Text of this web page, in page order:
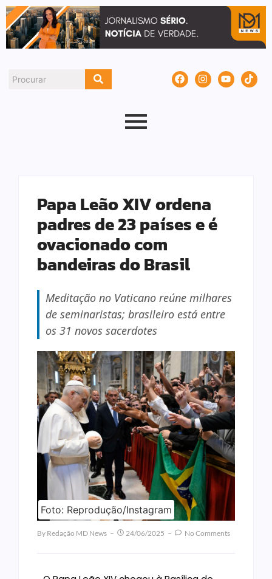
Papa Leão XIV ordena
padres de 23 países e é
ovacionado com
bandeiras do Brasil
Meditação no Vaticano reúne milhares
de seminaristas; brasileiro está entre
os 31 novos sacerdotes
Foto: Reprodução/Instagram
By Redação MD News 24/06/2025 No Comments